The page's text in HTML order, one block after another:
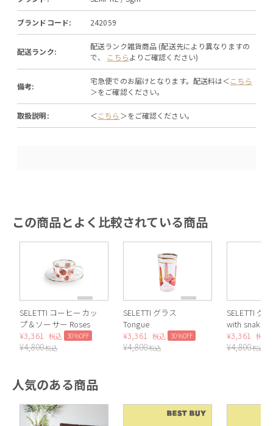
ブランドコード: 242059
配送ランク:
配送ランク雑貨商品 (配送先により異なりますの
で、 こちらよりご確認ください)
備考:
宅急便でのお届けとなります。配送料は＜こちら
＞をご確認ください。
取扱説明: ＜こちら ＞をご確認ください。
この商品とよく比較されている商品
SELETTI コーヒーカッ
プ＆ソーサー Roses
¥3,361 税込 30%OFF
¥4,800税込
SELETTI グラス
Tongue
¥3,361 税込 30%OFF
¥4,800税込
SELETTI グ
with snakes
¥3,361 税込
¥4,800税込
人気のある商品